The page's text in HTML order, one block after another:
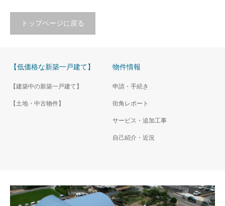
トップページに戻る
【低価格な新築一戸建て】
【建築中の新築一戸建て】
【土地・中古物件】
物件情報
申請・手続き
街角レポート
サービス・追加工事
自己紹介・近況